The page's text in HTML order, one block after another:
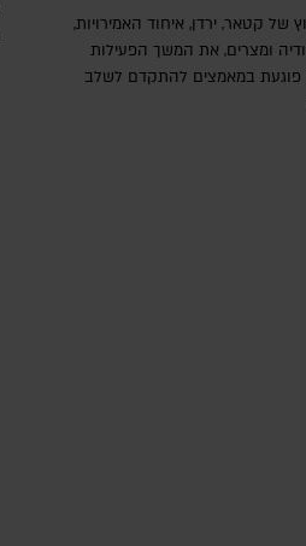
של קטאר, ירדן, איחוד האמירויות,
ומצרים, את המשך הפעילות
במאמצים להתקדם לשלב